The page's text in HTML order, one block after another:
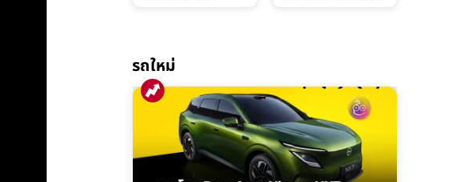
EverCORE โซลูชัน
ESS ครบวงจร
รถใหม่